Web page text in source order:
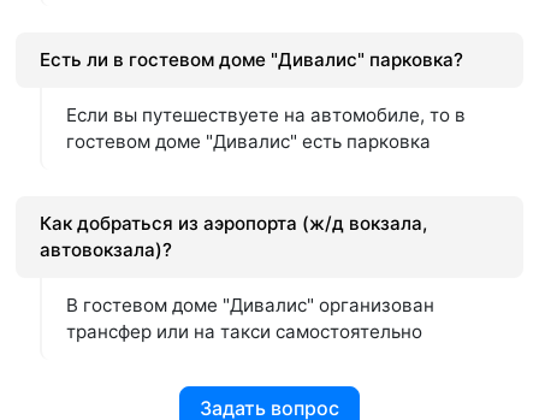
Есть ли в гостевом доме "Дивалис" парковка?
Если вы путешествуете на автомобиле, то в
гостевом доме "Дивалис" есть парковка
Как добраться из аэропорта (ж/д вокзала,
автовокзала)?
В гостевом доме "Дивалис" организован
трансфер или на такси самостоятельно
Задать вопрос